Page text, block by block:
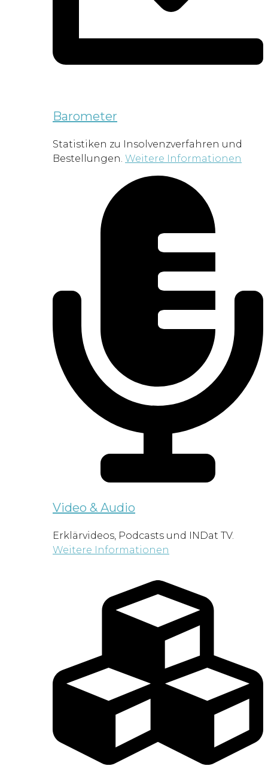
Barometer
Statistiken zu Insolvenzverfahren und
Bestellungen. Weitere Informationen
Video & Audio
Erklärvideos, Podcasts und INDat TV.
Weitere Informationen